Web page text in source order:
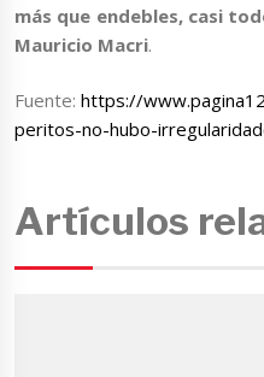
más que endebles, casi
Mauricio Macri.
Fuente:https://
peritos-no-hubo-
Artículos